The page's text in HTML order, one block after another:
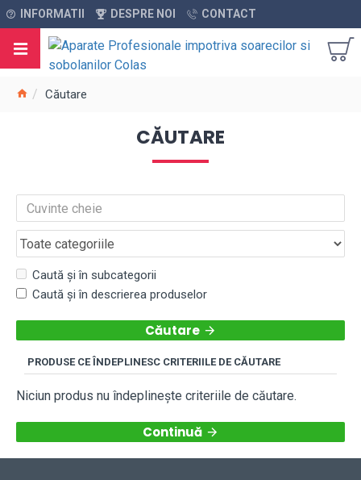
INFORMATII DESPRE NOI CONTACT
Căutare
CĂUTARE
Caută și în subcategorii
Caută și în descrierea produselor
Căutare
PRODUSE CE ÎNDEPLINESC CRITERIILE DE CĂUTARE
Niciun produs nu îndeplineşte criteriile de căutare.
Continuă